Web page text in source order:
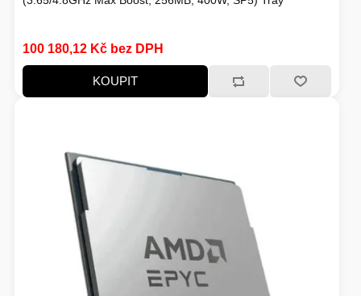
100 180,12 Kč bez DPH
KOUPIT